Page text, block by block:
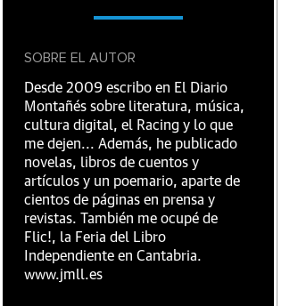
SOBRE EL AUTOR
Desde 2009 escribo en El Diario
Montañés sobre literatura, música,
cultura digital, el Racing y lo que
me dejen... Además, he publicado
novelas, libros de cuentos y
artículos y un poemario, aparte de
cientos de páginas en prensa y
revistas. También me ocupé de
Flic!, la Feria del Libro
Independiente en Cantabria.
www.jmll.es